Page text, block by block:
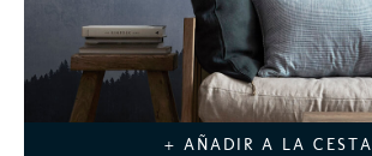
+ AÑADIR A LA CESTA